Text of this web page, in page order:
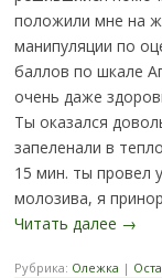
положили мне на
манипуляции по
баллов по шкале
очень даже
Ты оказался
запеленали в
15 мин. ты провел
молозива, я
Читать далее →
Рубрика: Олежка |